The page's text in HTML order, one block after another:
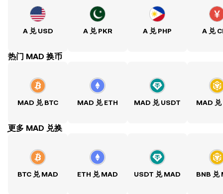
A 兑 USD A 兑 PKR A 兑 PHP A 兑
热门 MAD 换币
MAD 兑 BTC MAD 兑 ETH MAD 兑 USDT MAD 兑
ִִִִִִִִִִִִִִִִִִִִִִִִִִִִִִִִִִִִִִִִִִִִִִִִ更多 MAD 兑换
BTC 兑 MAD ETH 兑 MAD USDT 兑 MAD BNB 兑